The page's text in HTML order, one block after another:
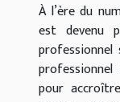
À l’ère du
est devenu
pour